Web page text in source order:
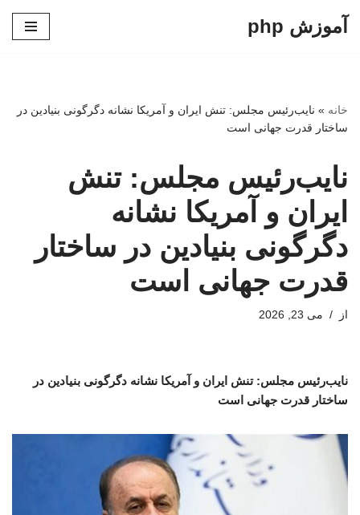
آموزش php
خانه » نایب‌رئیس مجلس: تنش ایران و آمریکا نشانه دگرگونی بنیادین در
ساختار قدرت جهانی است
نایب‌رئیس مجلس: تنش
ایران و آمریکا نشانه
دگرگونی بنیادین در ساختار
قدرت جهانی است
از می 23, 2026
نایب‌رئیس مجلس: تنش ایران و آمریکا نشانه دگرگونی بنیادین در
ساختار قدرت جهانی است